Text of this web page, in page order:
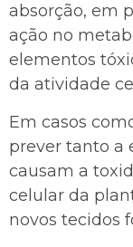
absorção, em
ação no
elementos
da atividade
Em casos
prever tanto a
causam a
celular da
novos tecidos